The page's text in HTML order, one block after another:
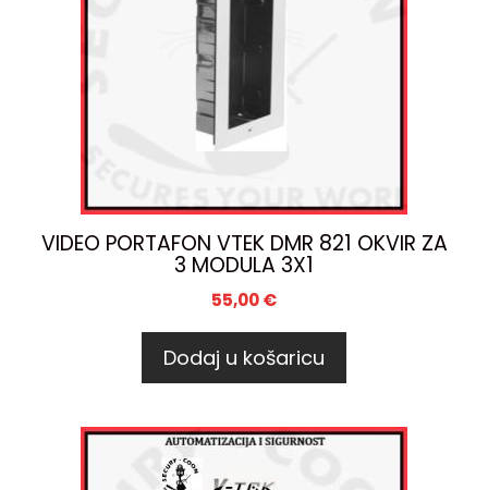
VIDEO PORTAFON VTEK DMR 821 OKVIR ZA
3 MODULA 3X1
55,00€
Dodaj u košaricu